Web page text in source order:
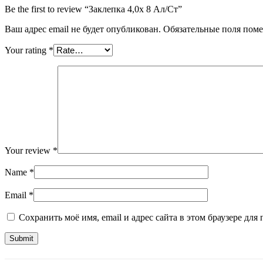
Be the first to review “Заклепка 4,0х 8 Ал/Ст”
Ваш адрес email не будет опубликован. Обязательные поля
Your rating *
Your review *
Name *
Email *
Сохранить моё имя, email и адрес сайта в этом браузере